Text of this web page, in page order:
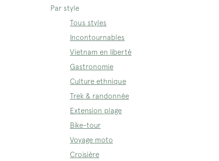
Par style
Tous styles
Incontournables
Vietnam en liberté
Gastronomie
Culture ethnique
Trek & randonnée
Extension plage
Bike-tour
Voyage moto
Croisière